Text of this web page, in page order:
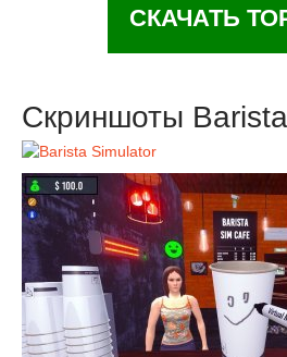
СКАЧАТЬ
Скриншоты